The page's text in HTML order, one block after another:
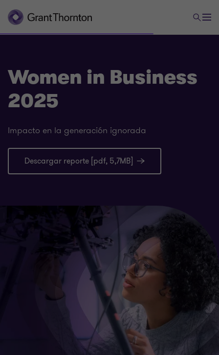
Women in Business
2025
Impacto en la generación ignorada
Descargar reporte [pdf, 5,7MB]